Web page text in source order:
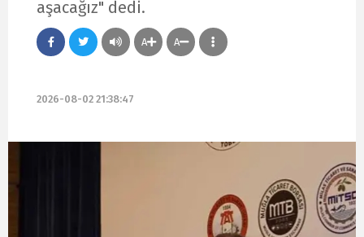
aşacağız" dedi.
A A
2026-08-02 21:38:47